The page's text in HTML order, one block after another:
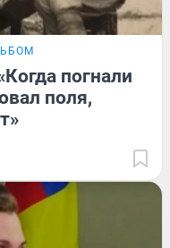
погнали
поля,